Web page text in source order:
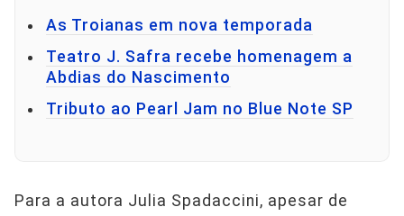
As Troianas em nova temporada
Teatro J. Safra recebe homenagem a
Abdias do Nascimento
Tributo ao Pearl Jam no Blue Note SP
Para a autora Julia Spadaccini, apesar de